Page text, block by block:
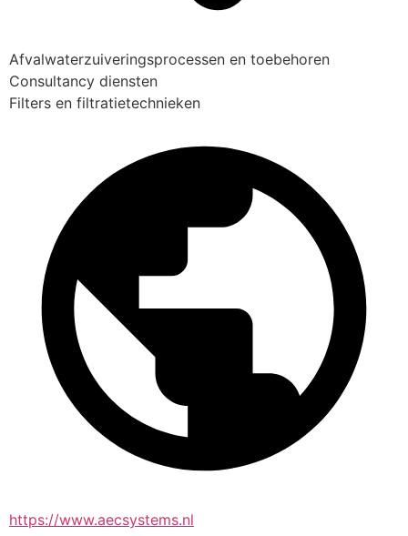
Afvalwaterzuiveringsprocessen en toebehoren
Consultancy diensten
Filters en filtratietechnieken
https://www.aecsystems.nl